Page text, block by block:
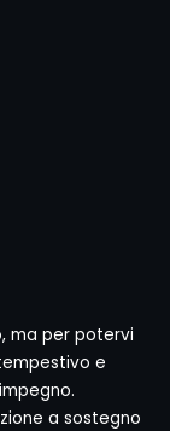
ma per potervi
e
a sostegno